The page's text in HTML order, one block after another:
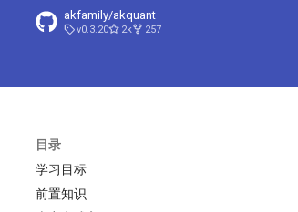
akfamily/akquant
v0.3.20 2k 257
目录
学习目标
前置知识